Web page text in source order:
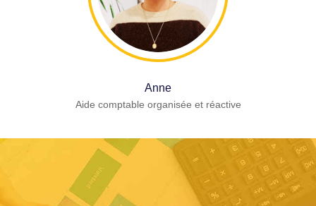
Anne
Aide comptable organisée et réactive